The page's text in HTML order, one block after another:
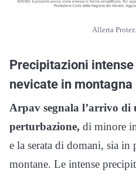
Allerta
Precipitazioni
nevicate in montagna
Arpav segnala l’arrivo di
perturbazione, di minore
e la serata di domani, sia in
montane. Le intense